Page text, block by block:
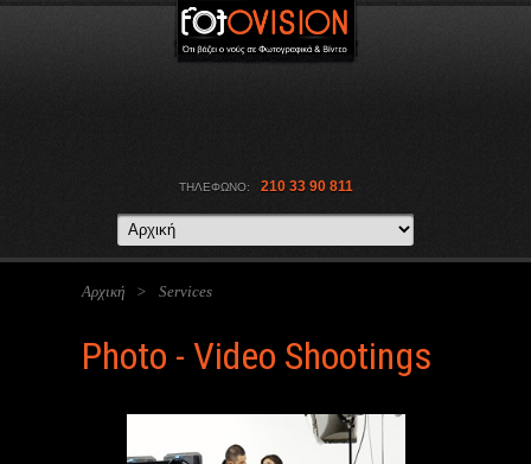
ΤΗΛΕΦΩΝΟ: 210 33 90 811
Αρχική > Services
Photo - Video Shootings